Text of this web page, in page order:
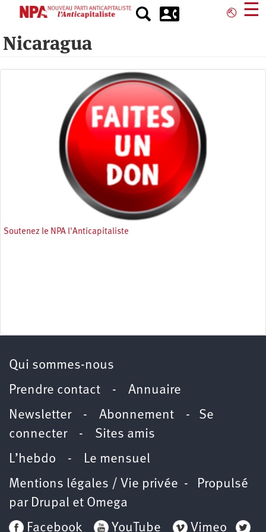
principal
⎋ ☰
Nicaragua
Soutenez le NPA l'Anticapitaliste
Qui sommes-nous
Prendre contact - Annuaire
Newsletter - Abonnement - Se
connecter- Sites amis
L’hebdo - Le mensuel
Mentions légales / Vie privée - Propulsé
par Drupal et Omega
Facebook
YouTube Vimeo